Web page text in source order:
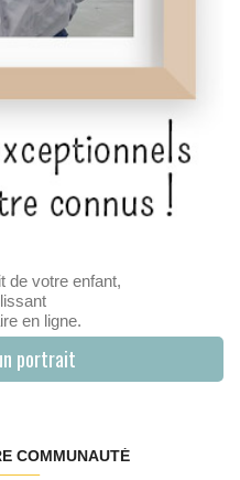
de votre enfant,
en ligne.
portrait
COMMUNAUTÉ